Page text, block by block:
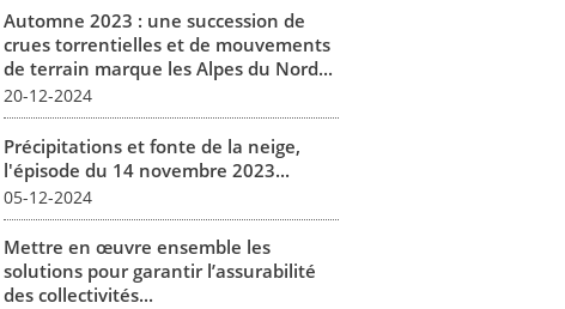
Automne 2023 : une succession de
crues torrentielles et de mouvements
de terrain marque les Alpes du Nord...
20-12-2024
Précipitations et fonte de la neige,
l'épisode du 14 novembre 2023...
05-12-2024
Mettre en œuvre ensemble les
solutions pour garantir l’assurabilité
des collectivités...